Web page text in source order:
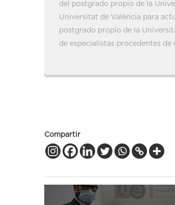
del postgrado propio de la
Universitat de València para
postgrado propio de la
de especialistas procedentes de
Compartir